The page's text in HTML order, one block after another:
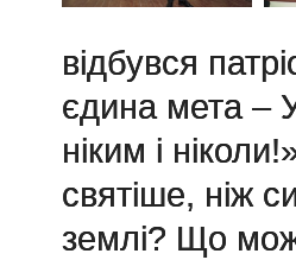
відбувся
єдина мета –
ніким і
святіше, ніж
землі? Що